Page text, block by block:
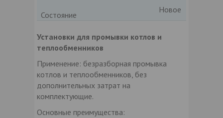
Состояние
Новое
Установки для промывки котлов и
теплообменников
Применение: безразборная промывка
котлов и теплообменников, без
дополнительных затрат на
комплектующие.
Основные преимущества: